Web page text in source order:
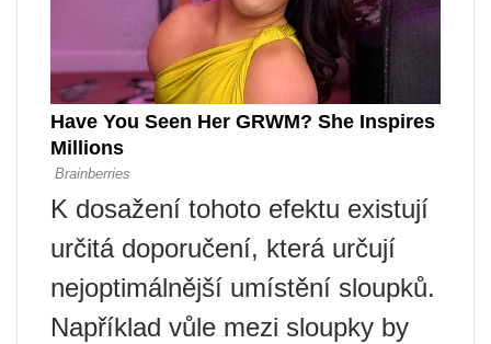
K dosažení tohoto efektu existují
určitá doporučení, která určují
nejoptimálnější umístění sloupků.
Například vůle mezi sloupky by